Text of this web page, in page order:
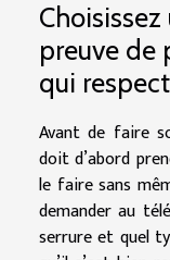
preuve de
qui
Avant de faire
doit d’abord
le faire sans
demander au
serrure et quel